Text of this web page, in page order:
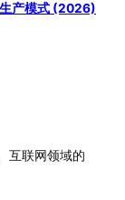
产模式 (2026)
互联网领域的